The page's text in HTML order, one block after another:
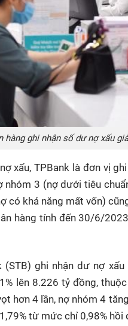
hàng ghi nhận số dư nợ xấu
xấu, TPBank là đơn vị
3 (nợ dưới tiêu
có khả năng mất vốn)
hàng tính đến 30/6/
(STB) ghi nhận dư nợ
lên 8.226 tỷ đồng,
hơn 4 lần, nợ nhóm 4
từ mức chỉ 0,98% hồi